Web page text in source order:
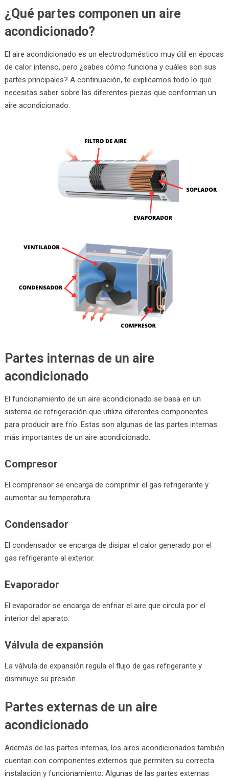
¿Qué partes componen un aire
acondicionado?
El aire acondicionado es un electrodoméstico muy útil en épocas
de calor intenso, pero ¿sabes cómo funciona y cuáles son sus
partes principales? A continuación, te explicamos todo lo que
necesitas saber sobre las diferentes piezas que conforman un
aire acondicionado.
Partes internas de un aire
acondicionado
El funcionamiento de un aire acondicionado se basa en un
sistema de refrigeración que utiliza diferentes componentes
para producir aire frío. Estas son algunas de las partes internas
más importantes de un aire acondicionado:
Compresor
El comprensor se encarga de comprimir el gas refrigerante y
aumentar su temperatura.
Condensador
El condensador se encarga de disipar el calor generado por el
gas refrigerante al exterior.
Evaporador
El evaporador se encarga de enfriar el aire que circula por el
interior del aparato.
Válvula de expansión
La válvula de expansión regula el flujo de gas refrigerante y
disminuye su presión.
Partes externas de un aire
acondicionado
Además de las partes internas, los aires acondicionados también
cuentan con componentes externos que permiten su correcta
instalación y funcionamiento. Algunas de las partes externas